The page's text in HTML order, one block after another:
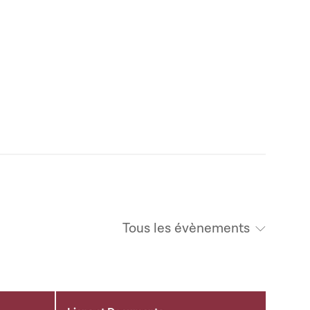
Tous les évènements